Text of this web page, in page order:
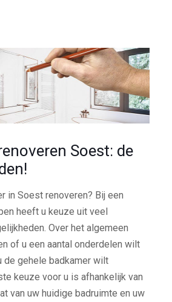
Soest: de
in Soest renoveren? Bij een
heeft u keuze uit veel
Over het algemeen
of u een aantal onderdelen wilt
de gehele badkamer wilt
keuze voor u is afhankelijk van
van uw huidige badruimte en uw